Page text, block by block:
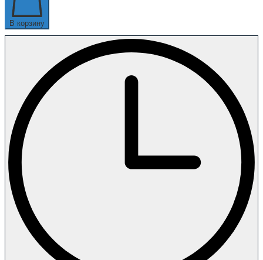
В корзину